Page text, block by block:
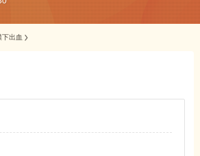
の豊富な知識と経験
下出血